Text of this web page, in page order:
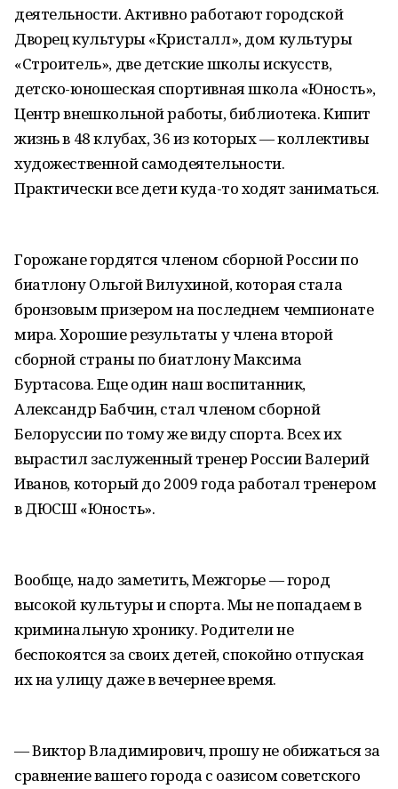
деятельности. Активно работают городской
Дворец культуры «Кристалл», дом культуры
«Строитель», две детские школы искусств,
детско-юношеская спортивная школа «Юность»,
Центр внешкольной работы, библиотека. Кипит
жизнь в 48 клубах, 36 из которых — коллективы
художественной самодеятельности.
Практически все дети куда-то ходят заниматься.
Горожане гордятся членом сборной России по
биатлону Ольгой Вилухиной, которая стала
бронзовым призером на последнем чемпионате
мира. Хорошие результаты у члена второй
сборной страны по биатлону Максима
Буртасова. Еще один наш воспитанник,
Александр Бабчин, стал членом сборной
Белоруссии по тому же виду спорта. Всех их
вырастил заслуженный тренер России Валерий
Иванов, который до 2009 года работал тренером
в ДЮСШ «Юность».
Вообще, надо заметить, Межгорье — город
высокой культуры и спорта. Мы не попадаем в
криминальную хронику. Родители не
беспокоятся за своих детей, спокойно отпуская
их на улицу даже в вечернее время.
— Виктор Владимирович, прошу не обижаться за
сравнение вашего города с оазисом советского